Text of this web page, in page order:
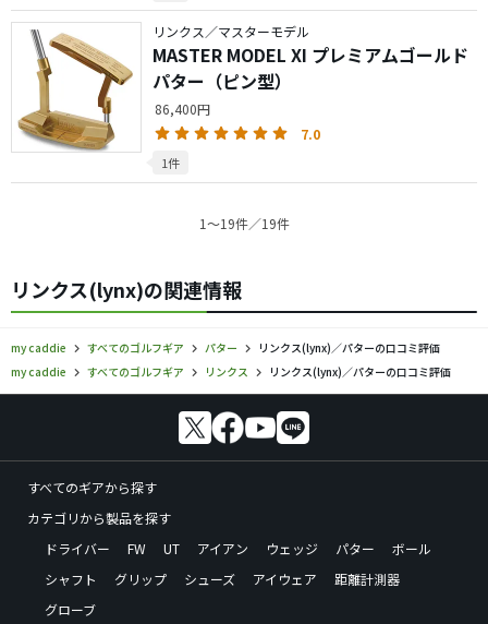
リンクス／マスターモデル
MASTER MODEL XI プレミアムゴールド
パター（ピン型）
86,400円
7.0
1件
1〜19件／19件
リンクス(lynx)の関連情報
my caddie すべてのゴルフギア パター
リンクス(lynx)／パターの口コミ評価
my caddie
すべてのゴルフギア リンクス リンクス(lynx)／パターの口コミ評価
すべてのギアから探す
カテゴリから製品を探す
ドライバー
FW UT アイアン ウェッジ パター
ボール
シャフト
グリップ シューズ アイウェア
距離計測器
グローブ